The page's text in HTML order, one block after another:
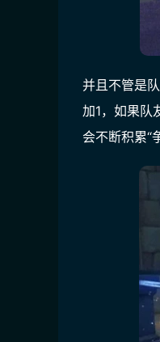
并且不管是
加1，如果队
会不断积累“